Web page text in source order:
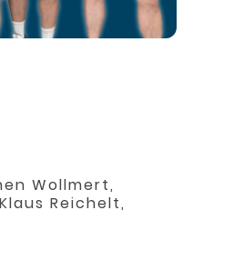
Wollmert,
Reichelt,